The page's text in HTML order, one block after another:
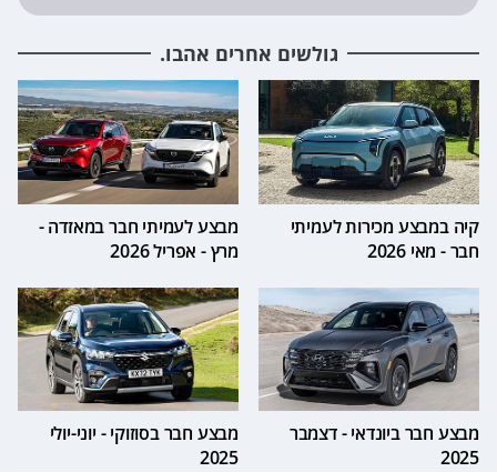
גולשים אחרים אהבו.
קיה במבצע מכירות לעמיתי
חבר - מאי 2026
מבצע לעמיתי חבר במאזדה -
מרץ - אפריל 2026
מבצע חבר ביונדאי - דצמבר
2025
מבצע חבר בסוזוקי - יוני-יולי
2025